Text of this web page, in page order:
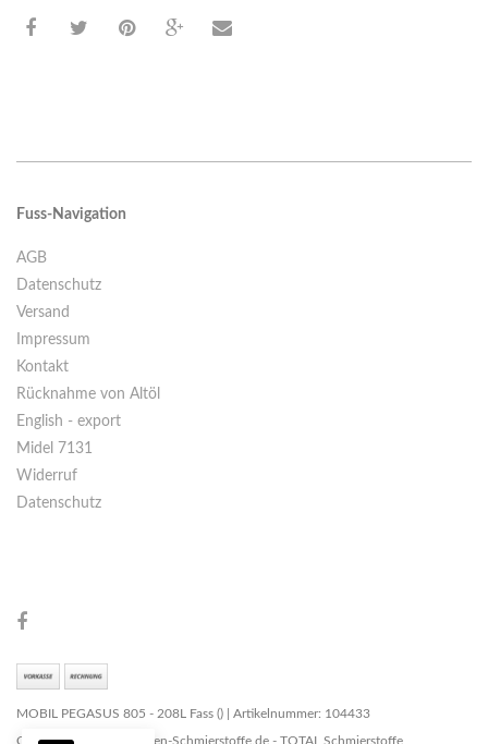
Fuss-Navigation
AGB
Datenschutz
Versand
Impressum
Kontakt
Rücknahme von Altöl
English - export
Midel 7131
Widerruf
Datenschutz
MOBIL PEGASUS 805 - 208L Fass () | Artikelnummer: 104433
Copyright © 2026 Marken-Schmierstoffe.de - TOTAL Schmierstoffe